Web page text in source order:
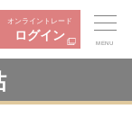
オンライントレード
ログイン
MENU